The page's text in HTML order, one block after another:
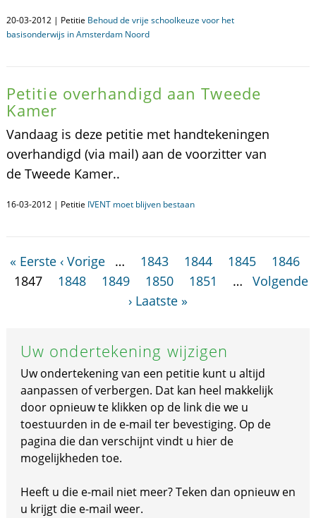
20-03-2012 | Petitie Behoud de vrije schoolkeuze voor het
basisonderwijs in Amsterdam Noord
Petitie overhandigd aan Tweede
Kamer
Vandaag is deze petitie met handtekeningen
overhandigd (via mail) aan de voorzitter van
de Tweede Kamer..
16-03-2012 | Petitie IVENT moet blijven bestaan
« Eerste ‹ Vorige … 1843 1844 1845
1846
1847
1848 1849 1850 1851 …
Volgende
› Laatste »
Uw ondertekening wijzigen
Uw ondertekening van een petitie kunt u altijd
aanpassen of verbergen. Dat kan heel makkelijk
door opnieuw te klikken op de link die we u
toestuurden in de e-mail ter bevestiging. Op de
pagina die dan verschijnt vindt u hier de
mogelijkheden toe.
Heeft u die e-mail niet meer? Teken dan opnieuw en
u krijgt die e-mail weer.